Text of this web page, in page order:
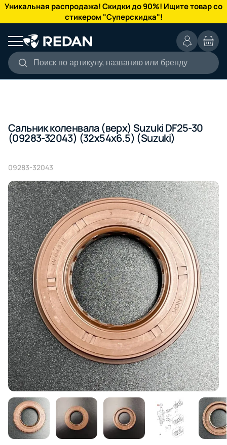
Уникальная распродажа! Скидки до 90%! Ищите товар со
стикером "Суперскидка"!
Поиск по артикулу, названию или бренду
КАТАЛОГ
Сальник коленвала (верх) Suzuki DF25-30
(09283-32043) (32x54x6.5) (Suzuki)
09283-32043